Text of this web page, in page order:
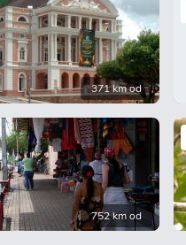
371 km od
752 km od